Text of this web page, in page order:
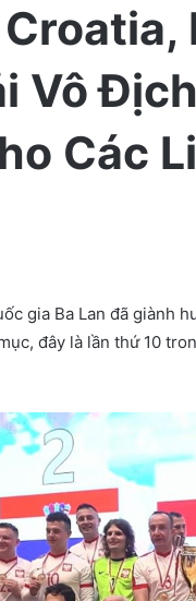
Vô
Các
gia Ba Lan đã giành
đây là lần thứ 10